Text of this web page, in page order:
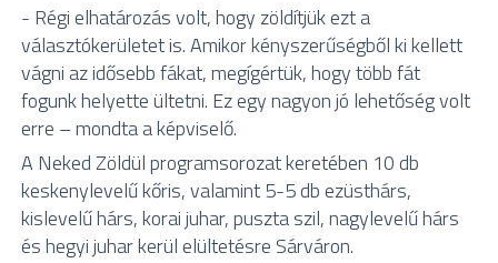
- Régi elhatározás volt, hogy zöldítjük ezt a
választókerületet is. Amikor kényszerűségből ki kellett
vágni az idősebb fákat, megígértük, hogy több fát
fogunk helyette ültetni. Ez egy nagyon jó lehetőség volt
erre – mondta a képviselő.
A Neked Zöldül programsorozat keretében 10 db
keskenylevelű kőris, valamint 5-5 db ezüsthárs,
kislevelű hárs, korai juhar, puszta szil, nagylevelű hárs
és hegyi juhar kerül elültetésre Sárváron.